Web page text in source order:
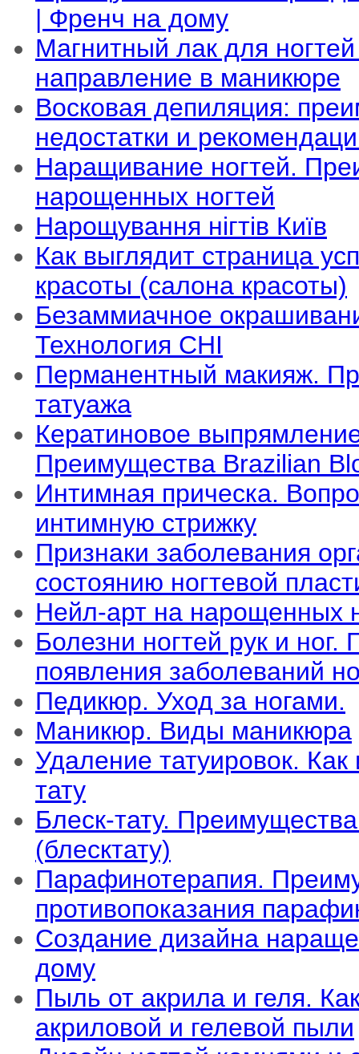
| Френч на дому
Магнитный лак для
направление в маникюре
Восковая депиляция:
недостатки и
Наращивание ногтей.
нарощенных ногтей
Нарощування нігтів Київ
Как выглядит страница
красоты (салона красоты)
Безаммиачное
Технология CHI
Перманентный макияж.
татуажа
Кератиновое
Преимущества Brazilian
Интимная прическа.
интимную стрижку
Признаки заболевания
состоянию ногтевой
Нейл-арт на нарощенных
Болезни ногтей рук и ног.
появления заболеваний
Педикюр. Уход за ногами.
Маникюр. Виды маникюра
Удаление татуировок. Как
тату
Блеск-тату. Преимущества
(блесктату)
Парафинотерапия.
противопоказания
Создание дизайна
дому
Пыль от акрила и геля.
акриловой и гелевой пыли